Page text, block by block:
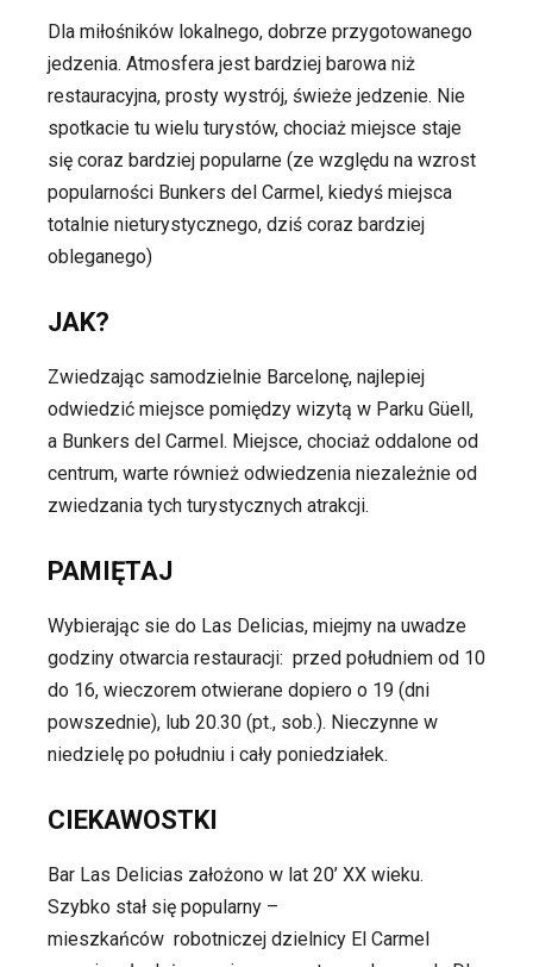
Dla miłośników lokalnego, dobrze przygotowanego
jedzenia. Atmosfera jest bardziej barowa niż
restauracyjna, prosty wystrój, świeże jedzenie. Nie
spotkacie tu wielu turystów, chociaż miejsce staje
się coraz bardziej popularne (ze względu na wzrost
popularności Bunkers del Carmel, kiedyś miejsca
totalnie nieturystycznego, dziś coraz bardziej
obleganego)
JAK?
Zwiedzając samodzielnie Barcelonę, najlepiej
odwiedzić miejsce pomiędzy wizytą w Parku Güell,
a Bunkers del Carmel. Miejsce, chociaż oddalone od
centrum, warte również odwiedzenia niezależnie od
zwiedzania tych turystycznych atrakcji.
PAMIĘTAJ
Wybierając sie do Las Delicias, miejmy na uwadze
godziny otwarcia restauracji: przed południem od 10
do 16, wieczorem otwierane dopiero o 19 (dni
powszednie), lub 20.30 (pt., sob.). Nieczynne w
niedzielę po południu i cały poniedziałek.
CIEKAWOSTKI
Bar Las Delicias założono w lat 20’ XX wieku.
Szybko stał się popularny –
mieszkańców robotniczej dzielnicy El Carmel